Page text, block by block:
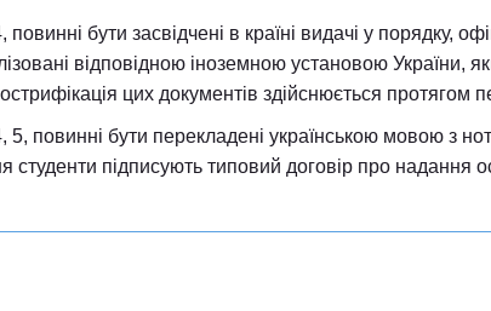
бути засвідчені в країні видачі у порядку,
відповідною іноземною установою України,
цих документів здійснюється протягом
5, повинні бути перекладені українською мовою з
підписують типовий договір про надання